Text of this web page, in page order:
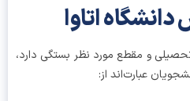
اتاوا
و مقطع مورد نظر بستگی دارد،
عبارت‌اند از: